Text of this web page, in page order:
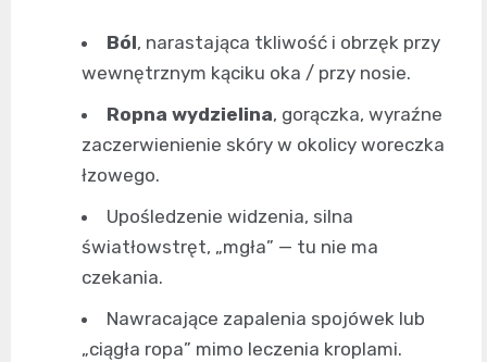
Ból, narastająca tkliwość i obrzęk przy
wewnętrznym kąciku oka / przy nosie.
Ropna wydzielina, gorączka, wyraźne
zaczerwienienie skóry w okolicy woreczka
łzowego.
Upośledzenie widzenia, silna
światłowstręt, „mgła” — tu nie ma
czekania.
Nawracające zapalenia spojówek lub
„ciągła ropa” mimo leczenia kroplami.